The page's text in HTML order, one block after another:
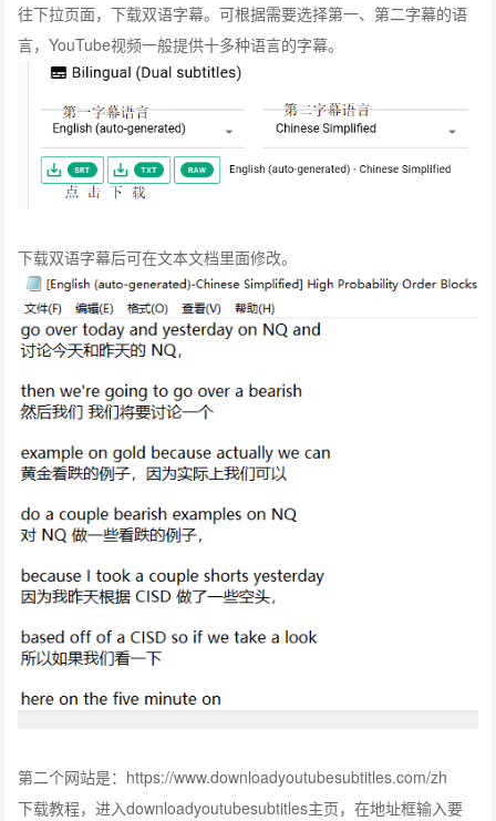
往下拉页面，下载双语字幕。可根据需要选择第一、第二字幕的语
言，YouTube视频一般提供十多种语言的字幕。
下载双语字幕后可在文本文档里面修改。
第二个网站是：https://www.downloadyoutubesubtitles.com/zh
下载教程，进入downloadyoutubesubtitles主页，在地址框输入要